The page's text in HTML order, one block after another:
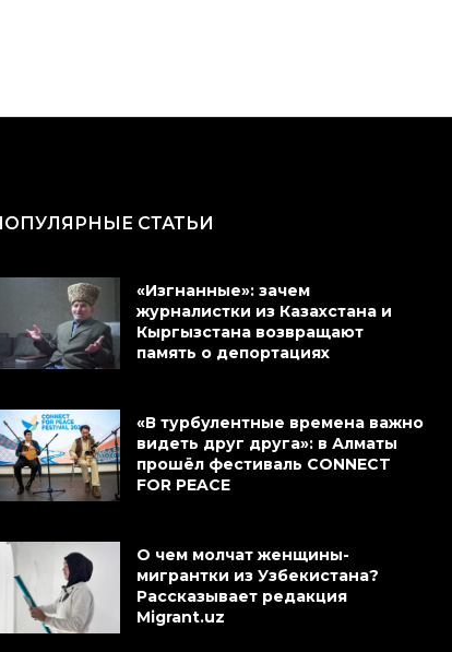
СТАТЬИ
«Изгнанные»: зачем
журналистки из Казахстана и
Кыргызстана возвращают
память о депортациях
«В турбулентные времена важно
видеть друг друга»: в Алматы
прошёл фестиваль CONNECT
FOR PEACE
О чем молчат женщины-
мигрантки из Узбекистана?
Рассказывает редакция
Migrant.uz